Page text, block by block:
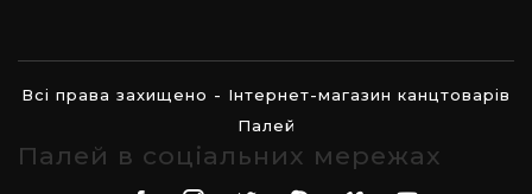
Всі права захищено - Інтернет-магазин канцтоварів
Палей
Палей в соціальних мережах